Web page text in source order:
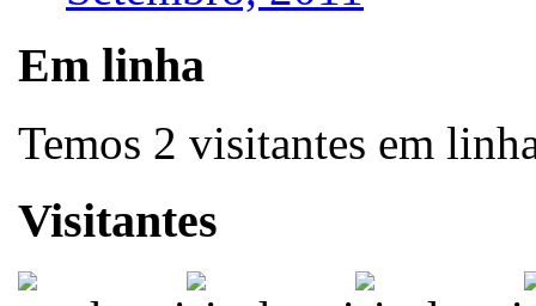
Em linha
Temos 2 visitantes em
Visitantes